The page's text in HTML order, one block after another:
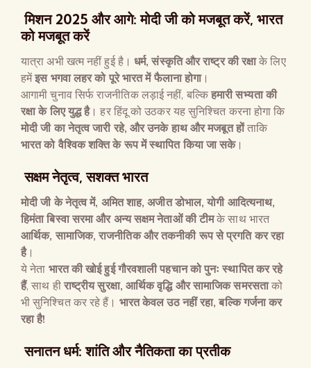
मिशन 2025 और आगे: मोदी जी को मजबूत करें, भारत
को मजबूत करें
यात्रा अभी खत्म नहीं हुई है।धर्म,संस्कृति और राष्ट्र की रक्षाके लिए
हमेंइस भगवा लहर को पूरे भारत में फैलाना होगा।
आगामी चुनाव सिर्फ राजनीतिक लड़ाई नहीं, बल्किहमारी सभ्यता की
रक्षा के लिए युद्ध है। हर हिंदू को उठकर यह सुनिश्चित करना होगा कि
मोदी जी का नेतृत्व जारी रहे, और उनके हाथ और मजबूत होंताकि
भारत को वैश्विक शक्ति के रूप में स्थापित किया जा सके।
सक्षम नेतृत्व, सशक्त भारत
मोदी जी के नेतृत्व में, अमित शाह,अजीत डोभाल,योगी आदित्यनाथ,
हिमंता बिस्वा सरमा और अन्य सक्षम नेताओं की टीमके साथ भारत
आर्थिक, सामाजिक,राजनीतिक और तकनीकी रूप से प्रगति कर रहा
है।
ये नेता भारत की खोई हुई गौरवशाली पहचान को पुनः स्थापित कर रहे
हैं, साथ हीराष्ट्रीय सुरक्षा, आर्थिक वृद्धि और सामाजिक समरसताको
भी सुनिश्चित कर रहे हैं। भारत केवल उठ नहीं रहा,बल्कि गर्जना कर
रहा है!
सनातन धर्म: शांति और नैतिकता का प्रतीक